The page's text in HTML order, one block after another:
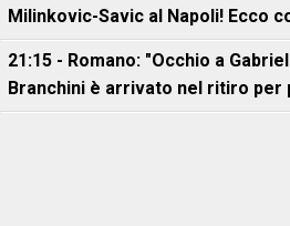
Milinkovic-Savic al Napoli! Ecco
21:15 - Romano: "Occhio a
Branchini è arrivato nel ritiro per